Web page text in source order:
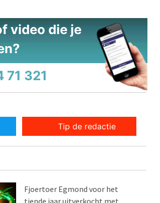
video die je
71 321
Tip de redactie
Fjoertoer Egmond voor het